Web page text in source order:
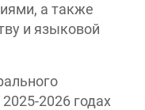
а также
и языковой
2026 годах